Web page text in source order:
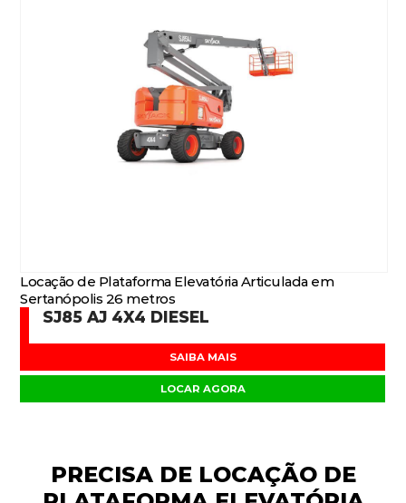
Locação de Plataforma Elevatória Articulada em
Sertanópolis 26 metros
SJ85 AJ 4X4 DIESEL
SAIBA MAIS
LOCAR AGORA
PRECISA DE LOCAÇÃO DE